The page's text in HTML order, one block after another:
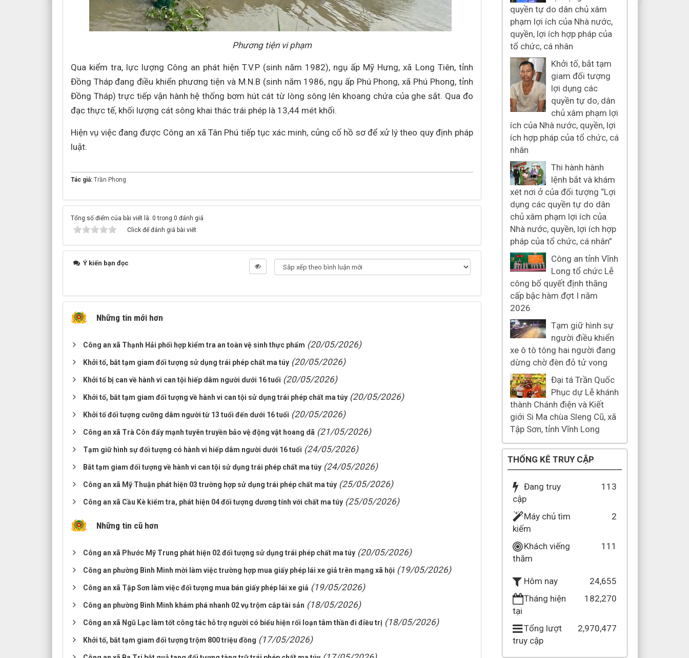
Phương tiện vi phạm
Qua kiểm tra, lực lượng Công an phát hiện T.V.P (sinh năm 1982), ngụ ấp Mỹ Hưng, xã Long Tiên, tỉnh
Đồng Tháp đang điều khiển phương tiện và M.N.B (sinh năm 1986, ngụ ấp Phú Phong, xã Phú Phong, tỉnh
Đồng Tháp) trực tiếp vận hành hệ thống bơm hút cát từ lòng sông lên khoang chứa của ghe sắt. Qua đo
đạc thực tế, khối lượng cát sông khai thác trái phép là 13,44 mét khối.
Hiện vụ việc đang được Công an xã Tân Phú tiếp tục xác minh, củng cố hồ sơ để xử lý theo quy định pháp
luật.
Tác giả: Trần Phong
Tổng số điểm của bài viết là: 0 trong 0 đánh giá
Click để đánh giá bài viết
Ý kiến bạn đọc
Những tin mới hơn
Công an xã Thạnh Hải phối hợp kiểm tra an toàn vệ sinh thực phẩm (20/05/2026)
Khởi tố, bắt tạm giam đối tượng sử dụng trái phép chất ma túy (20/05/2026)
Khởi tố bị can về hành vi can tội hiếp dâm người dưới 16 tuổi (20/05/2026)
Khởi tố, bắt tạm giam đối tượng về hành vi can tội sử dụng trái phép chất ma túy (20/05/2026)
Khởi tố đối tượng cưỡng dâm người từ 13 tuổi đến dưới 16 tuổi (20/05/2026)
Công an xã Trà Côn đẩy mạnh tuyên truyền bảo vệ động vật hoang dã (21/05/2026)
Tạm giữ hình sự đối tượng có hành vi hiếp dâm người dưới 16 tuổi (24/05/2026)
Bắt tạm giam đối tượng về hành vi can tội sử dụng trái phép chất ma túy (24/05/2026)
Công an xã Mỹ Thuận phát hiện 03 trường hợp sử dụng trái phép chất ma túy (25/05/2026)
Công an xã Cầu Kè kiểm tra, phát hiện 04 đối tượng dương tính với chất ma túy (25/05/2026)
Những tin cũ hơn
Công an xã Phước Mỹ Trung phát hiện 02 đối tượng sử dụng trái phép chất ma túy (20/05/2026)
Công an phường Bình Minh mời làm việc trường hợp mua giấy phép lái xe giả trên mạng xã hội (19/05/2026)
Công an xã Tập Sơn làm việc đối tượng mua bán giấy phép lái xe giả (19/05/2026)
Công an phường Bình Minh khám phá nhanh 02 vụ trộm cắp tài sản (18/05/2026)
Công an xã Ngũ Lạc làm tốt công tác hỗ trợ người có biểu hiện rối loạn tâm thần đi điều trị (18/05/2026)
Khởi tố, bắt tạm giam đối tượng trộm 800 triệu đồng (17/05/2026)
quyền tự do dân chủ xâm
phạm lợi ích của Nhà nước,
quyền, lợi ích hợp pháp của
tổ chức, cá nhân
Khởi tố, bắt tạm
giam đối tượng
lợi dụng các
quyền tự do, dân
chủ xâm phạm lợi
ích của Nhà nước, quyền, lợi
ích hợp pháp của tổ chức, cá
nhân
Thi hành hành
lệnh bắt và khám
xét nơi ở của đối tượng “Lợi
dụng các quyền tự do dân
chủ xâm phạm lợi ích của
Nhà nước, quyền, lợi ích hợp
pháp của tổ chức, cá nhân”
Công an tỉnh Vĩnh
Long tổ chức Lễ
công bố quyết định thăng
cấp bậc hàm đợt I năm
2026
Tạm giữ hình sự
người điều khiển
xe ô tô tông hai người đang
dừng chờ đèn đỏ tử vong
Đại tá Trần Quốc
Phục dự Lễ khánh
thành Chánh điện và Kiết
giới Si Ma chùa Sleng Cũ, xã
Tập Sơn, tỉnh Vĩnh Long
THỐNG KÊ TRUY CẬP
Đang truy
cập
113
Máy chủ tìm
kiếm
2
Khách viếng
thăm
111
Hôm nay
24,655
Tháng hiện
tại
182,270
Tổng lượt
truy cập
2,970,477